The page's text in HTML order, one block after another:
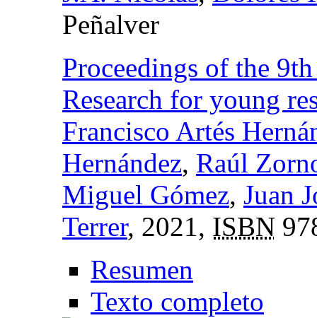
Peñalver
Proceedings of the
Research for young
Francisco Artés
Hernández, Raúl
Miguel Gómez, Juan
Terrer, 2021, ISBN
Resumen
Texto completo